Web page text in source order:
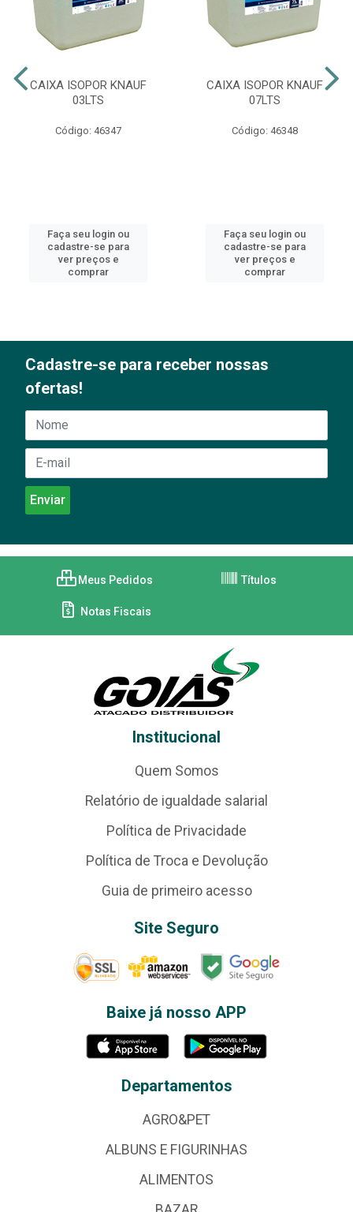
CAIXA ISOPOR KNAUF
03LTS
Código: 46347
Faça seu login ou
cadastre-se para
ver preços e
comprar
CAIXA ISOPOR KNAUF
07LTS
Código: 46348
Faça seu login ou
cadastre-se para
ver preços e
comprar
Cadastre-se para receber nossas
ofertas!
Meus Pedidos Títulos
Notas Fiscais
Institucional
Quem Somos
Relatório de igualdade salarial
Política de Privacidade
Política de Troca e Devolução
Guia de primeiro acesso
Site Seguro
Baixe já nosso APP
Departamentos
AGRO&PET
ALBUNS E FIGURINHAS
ALIMENTOS